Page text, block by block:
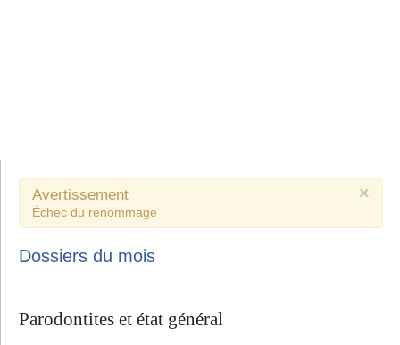
×
Avertissement
Échec du renommage
Dossiers du mois
Parodontites et état général